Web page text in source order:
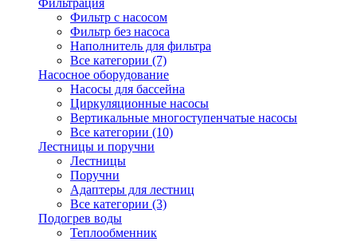
Фильтрация
Фильтр с насосом
Фильтр без насоса
Наполнитель для фильтра
Все категории (7)
Насосное оборудование
Насосы для бассейна
Циркуляционные насосы
Вертикальные многоступенчатые насосы
Все категории (10)
Лестницы и поручни
Лестницы
Поручни
Адаптеры для лестниц
Все категории (3)
Подогрев воды
Теплообменник